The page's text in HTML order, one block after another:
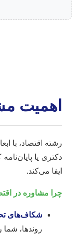
اهمیت
رشته اقتصاد، با
دکتری یا
ایفا می‌کند.
چرا مشاوره در
شکاف‌های
روندها،